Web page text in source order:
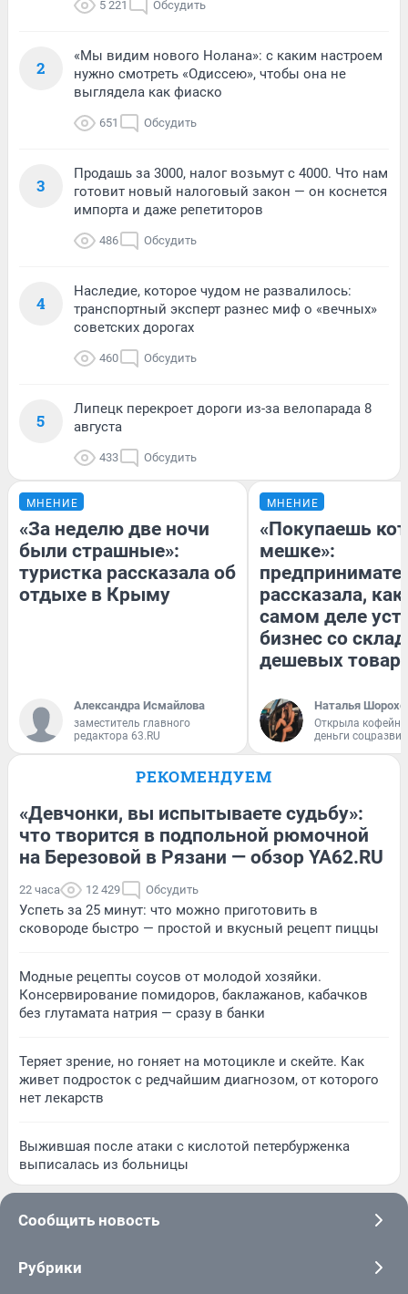
5 221 Обсудить
2
«Мы видим нового Нолана»: с каким настроем
нужно смотреть «Одиссею», чтобы она не
выглядела как фиаско
651 Обсудить
3
Продашь за 3000, налог возьмут с 4000. Что нам
готовит новый налоговый закон — он коснется
импорта и даже репетиторов
486 Обсудить
4
Наследие, которое чудом не развалилось:
транспортный эксперт разнес миф о «вечных»
советских дорогах
460 Обсудить
5
Липецк перекроет дороги из-за велопарада 8
августа
433 Обсудить
МНЕНИЕ
«За неделю две ночи
были страшные»:
туристка рассказала об
отдыхе в Крыму
Александра Исмайлова
заместитель главного
редактора 63.RU
МНЕНИЕ
«Покупаешь
мешке»:
рассказала, как
самом деле
бизнес со
дешевых
Наталья
Открыла
деньги
РЕКОМЕНДУЕМ
«Девчонки, вы испытываете судьбу»:
что творится в подпольной рюмочной
на Березовой в Рязани — обзор YA62.RU
22 часа 12 429 Обсудить
Успеть за 25 минут: что можно приготовить в
сковороде быстро — простой и вкусный рецепт пиццы
Модные рецепты соусов от молодой хозяйки.
Консервирование помидоров, баклажанов, кабачков
без глутамата натрия — сразу в банки
Теряет зрение, но гоняет на мотоцикле и скейте. Как
живет подросток с редчайшим диагнозом, от которого
нет лекарств
Выжившая после атаки с кислотой петербурженка
выписалась из больницы
Сообщить новость
Рубрики